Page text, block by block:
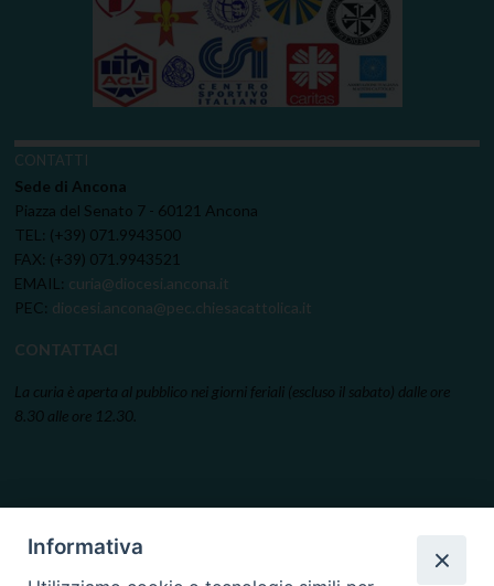
CONTATTI
Sede di Ancona
Piazza del Senato 7 - 60121 Ancona
TEL: (+39) 071.9943500
FAX: (+39) 071.9943521
EMAIL: curia@diocesi.ancona.it
PEC: diocesi.ancona@pec.chiesacattolica.it
CONTATTACI
La curia è aperta al pubblico nei giorni feriali (escluso il sabato) dalle ore
8.30 alle ore 12.30.
Informativa